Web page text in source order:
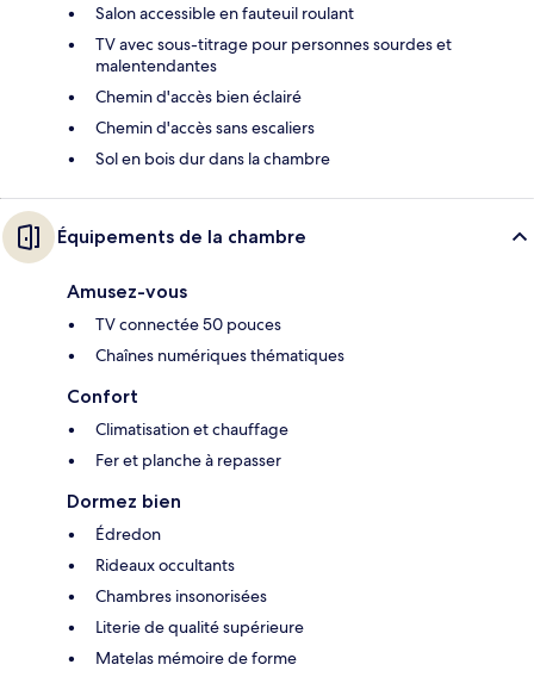
Salon accessible en fauteuil roulant
TV avec sous-titrage pour personnes sourdes et
malentendantes
Chemin d'accès bien éclairé
Chemin d'accès sans escaliers
Sol en bois dur dans la chambre
Équipements de la chambre
Amusez-vous
TV connectée 50 pouces
Chaînes numériques thématiques
Confort
Climatisation et chauffage
Fer et planche à repasser
Dormez bien
Édredon
Rideaux occultants
Chambres insonorisées
Literie de qualité supérieure
Matelas mémoire de forme